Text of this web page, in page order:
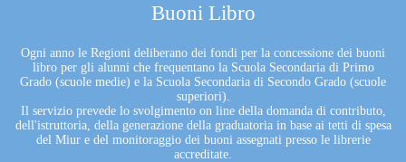
Buoni Libro
Ogni anno le Regioni deliberano dei fondi per la concessione dei buoni
libro per gli alunni che frequentano la Scuola Secondaria di Primo
Grado (scuole medie) e la Scuola Secondaria di Secondo Grado (scuole
superiori).
Il servizio prevede lo svolgimento on line della domanda di contributo,
dell'istruttoria, della generazione della graduatoria in base ai tetti di spesa
del Miur e del monitoraggio dei buoni assegnati presso le librerie
accreditate.